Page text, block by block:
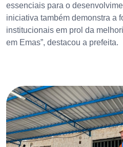
essenciais para o
iniciativa também demonstra a
institucionais em prol da
em Emas”, destacou a prefeita.